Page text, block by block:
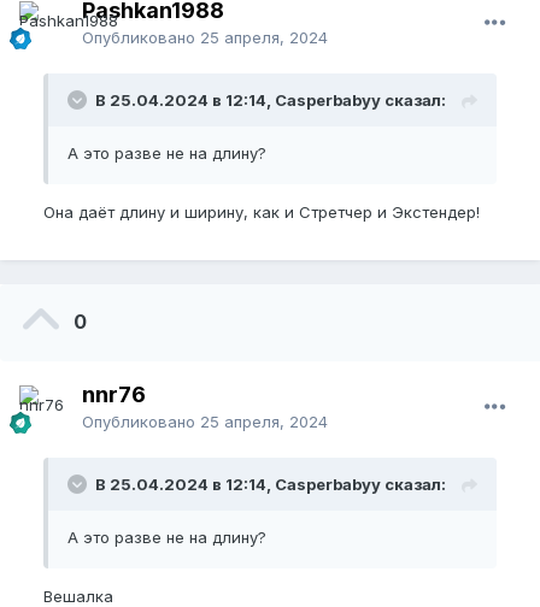
Pashkan1988
Опубликовано 25 апреля, 2024
В 25.04.2024 в 12:14, Casperbabyy сказал:
А это разве не на длину?
Она даёт длину и ширину, как и Стретчер и Экстендер!
0
nnr76
Опубликовано 25 апреля, 2024
В 25.04.2024 в 12:14, Casperbabyy сказал:
А это разве не на длину?
Вешалка